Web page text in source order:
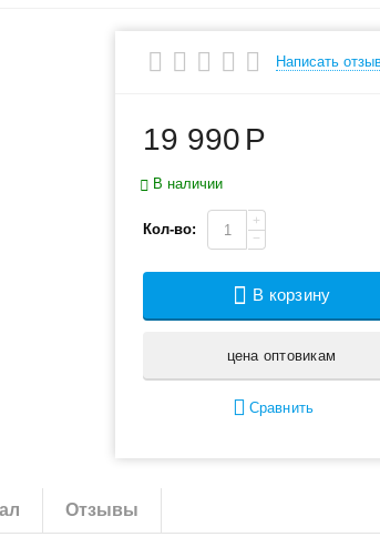
Написать
19 990 Р
В наличии
Кол-во:
+
−
В корзину
цена оптовикам
Сравнить
Отзывы